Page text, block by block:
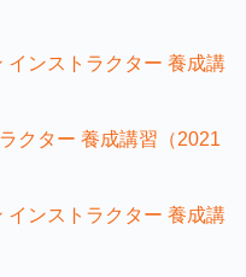
インストラクター 養成講
クター 養成講習（2021
インストラクター 養成講